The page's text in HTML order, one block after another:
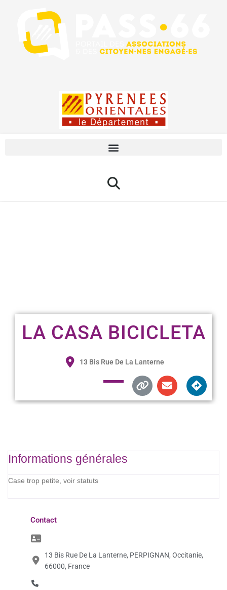
LA CASA BICICLETA
13 Bis Rue De La Lanterne
Informations générales
Case trop petite, voir statuts
Contact
13 Bis Rue De La Lanterne, PERPIGNAN, Occitanie,
66000, France